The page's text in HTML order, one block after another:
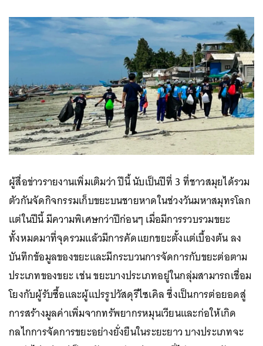
ผู้สื่อข่าวรายงานเพิ่มเติมว่า ปีนี้ นับเป็นปีที่ 3 ที่ชาวสมุยได้รวม
ตัวกันจัดกิจกรรมเก็บขยะบนชายหาดในช่วงวันมหาสมุทรโลก
แต่ในปีนี้ มีความพิเศษกว่าปีก่อนๆ เมื่อมีการรวบรวมขยะ
ทั้งหมดมาที่จุดรวมแล้วมีการคัดแยกขยะตั้งแต่เบื้องต้น ลง
บันทึกข้อมูลของขยะและมีกระบวนการจัดการกับขยะต่อตาม
ประเภทของขยะ เช่น ขยะบางประเภทอยู่ในกลุ่มสามารถเชื่อม
โยงกับผู้รับซื้อและผู้แปรรูปวัสดุรีไซเคิล ซึ่งเป็นการต่อยอดสู่
การสร้างมูลค่าเพิ่มจากทรัพยากรหมุนเวียนและก่อให้เกิด
กลไกการจัดการขยะอย่างยั่งยืนในระยะยาว บางประเภทจะ